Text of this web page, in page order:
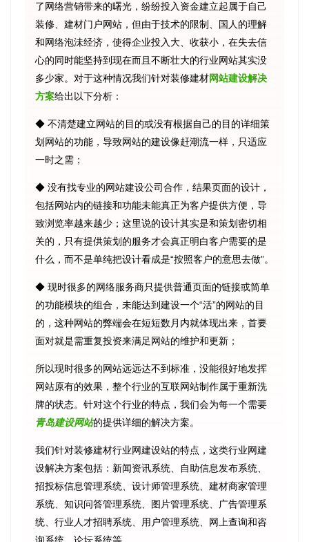
了网络营销带来的曙光，纷纷投入资金建立起属于自己
装修、建材门户网站，但由于技术的限制、国人的理解
和网络泡沬经济，使得企业投入大、收获小，在失去信
心的同时能坚持到现在而且不断壮大的行业网站其实没
多少家。对于这种情况我们针对装修建材网站建设解决
方案给出以下分析：
◆ 不清楚建立网站的目的或没有根据自己的目的详细策
划网站的功能，导致网站的建设像赶潮流一样，只适应
一时之需；
◆ 没有找专业的网站建设公司合作，结果页面的设计，
包括网站内的链接和功能未能真正为客户提供方便，导
致浏览率越来越少；这里说的设计其实是和策划密切相
关的，只有提供策划的服务才会真正明白客户需要的是
什么，而不是单纯把设计看成是“按照客户的意思去做”。
◆ 现时很多的网络服务商只提供普通页面的链接或简单
的功能模块的组合，未能达到建设一个“活”的网站的目
的，这种网站的弊端会在短短数月内就体现出来，首要
面对就是需重复投资来满足网站的维护和更新；
所以现时很多的网站远远达不到标准，没能很好地发挥
网站原有的效果，整个行业的互联网站制作属于重新洗
牌的状态。针对这个行业的特点，我们会为每一个需要
青岛建设网站的提供详细的解决方案。
我们针对装修建材行业网建设站的特点，这类行业网建
设解决方案包括：新闻资讯系统、自助信息发布系统、
招投标信息管理系统、设计师管理系统、建材商家管理
系统、知识问答管理系统、图片管理系统、广告管理系
统、行业人才招聘系统、用户管理系统、网上查询和咨